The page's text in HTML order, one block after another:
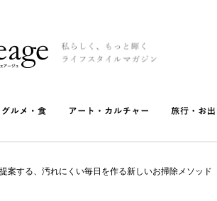
案する、汚れにくい毎日を作る新しいお掃除メソッド